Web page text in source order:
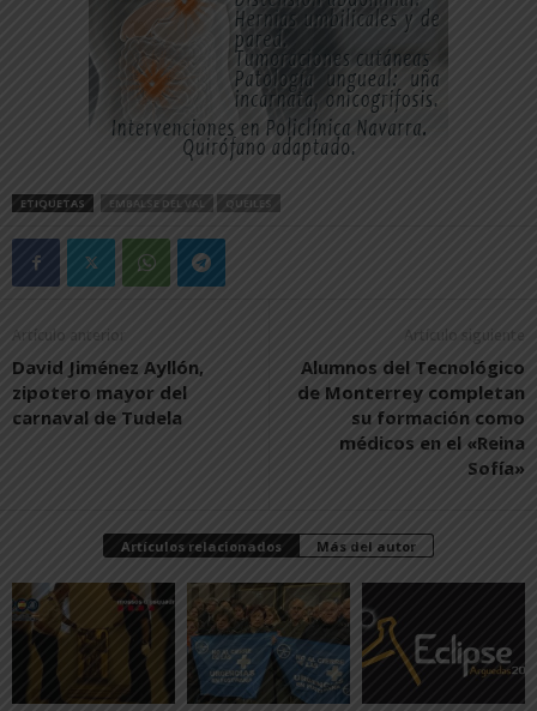
ETIQUETAS EMBALSE DEL VAL QUEILES
Artículo anterior
David Jiménez Ayllón,
zipotero mayor del
carnaval de Tudela
Artículo siguiente
Alumnos del Tecnológico
de Monterrey completan
su formación como
médicos en el «Reina
Sofía»
Artículos relacionados Más del autor